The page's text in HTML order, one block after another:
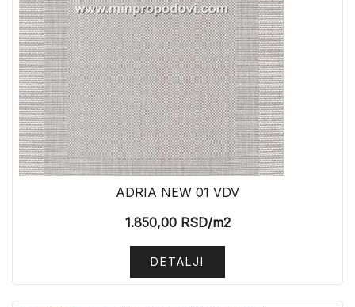
ADRIA NEW 01 VDV
1.850,00RSD/m2
DETALJI